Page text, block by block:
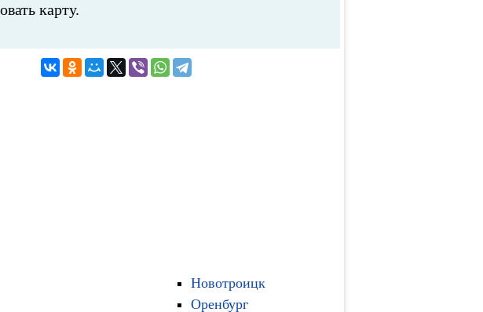
карту.
Новотроицк
Оренбург